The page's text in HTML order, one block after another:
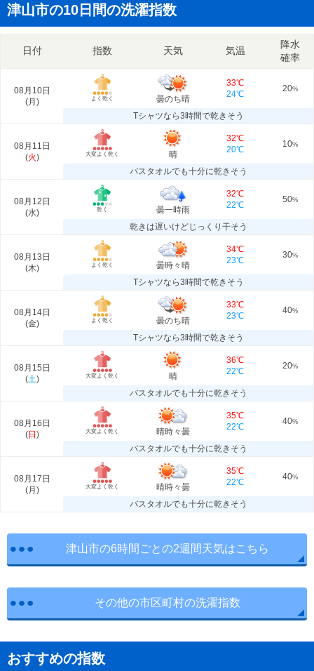
津山市の10日間の洗濯指数
日付 指数 天気 気温
降水
確率
08月10日
(月 ) よく乾く 曇のち晴
33℃
24℃
20%
Tシャツなら3時間で乾きそう
08月11日
(火) 大変よく乾く 晴
32℃
20℃
10%
バスタオルでも十分に乾きそう
08月12日
(水) 乾く 曇一時雨
32℃
22℃
50%
乾きは遅いけどじっくり干そう
08月13日
(木) よく乾く 曇時々晴
34℃
23℃
30%
Tシャツなら3時間で乾きそう
08月14日
(金) よく乾く 曇のち晴
33℃
23℃
40%
Tシャツなら3時間で乾きそう
08月15日
(土) 大変よく乾く 晴
36℃
22℃
20%
バスタオルでも十分に乾きそう
08月16日
(日 ) 大変よく乾く 晴時々曇
35℃
22℃
40%
バスタオルでも十分に乾きそう
08月17日
(月 ) 大変よく乾く 晴時々曇
35℃
22℃
40%
バスタオルでも十分に乾きそう
津山市の6時間ごとの2週間天気はこちら
その他の市区町村の洗濯指数
おすすめの指数